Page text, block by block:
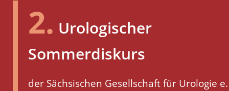
2. Urologischer
Sommerdiskurs
der Sächsischen Gesellschaft für Urologie e.